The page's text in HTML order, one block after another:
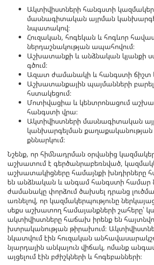
Ակտիվիստների հանգստի
մասնագիտական այրման
նպատակով։
Հուզական, հոգեկան և հոգևոր
ներդաշնակության ապահովում։
Աշխատանքի և անձնական կյանքի
գծում։
Ազատ ժամանակի և հանգստի ճիշտ
Աշխատանքային պայմանների
հստակեցում։
Մոտիվացիա և կենտրոնացում
հանգստի վրա։
Ակտիվիստների մասնագիտական
կանխարգելման քաղաքականության
քննարկում։
Նշենք, որ հիմնադրման օրվանից
աշխատում է գերծանրաբեռնված,
աշխատակիցները համայնքի խնդիրները
են անձնական և անգամ հանգստի
ժամանակը փորձում ծախսել դրանց
առնելով, որ կազմակերպությունը
սեքս աշխատող համայանքների շահերը՝
ակտիվիստները հաճախ իրենք են
խտրականության թիրախում։
նկատվում էին հուզական
նյարդային անկայուն վիճակ, ոմանք
այցելում էին բժիշկների և հոգեբանների։